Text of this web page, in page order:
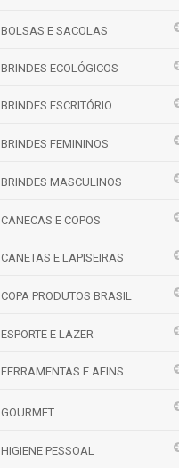
BOLSAS E SACOLAS
BRINDES ECOLÓGICOS
BRINDES ESCRITÓRIO
BRINDES FEMININOS
BRINDES MASCULINOS
CANECAS E COPOS
CANETAS E LAPISEIRAS
COPA PRODUTOS BRASIL
ESPORTE E LAZER
FERRAMENTAS E AFINS
GOURMET
HIGIENE PESSOAL